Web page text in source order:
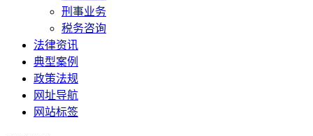
刑事业务
税务咨询
法律资讯
典型案例
政策法规
网址导航
网站标签